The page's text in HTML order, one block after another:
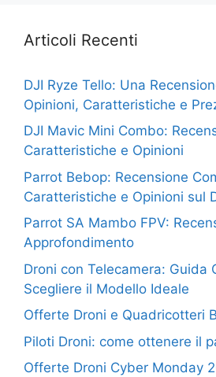
Articoli Recenti
DJI Ryze Tello: Una
Opinioni, Caratteristiche e
DJI Mavic Mini Combo:
Caratteristiche e Opinioni
Parrot Bebop: Recensione
Caratteristiche e Opinioni sul
Parrot SA Mambo FPV:
Approfondimento
Droni con Telecamera: Guida
Scegliere il Modello Ideale
Offerte Droni e Quadricotteri
Piloti Droni: come ottenere il
Offerte Droni Cyber Monday